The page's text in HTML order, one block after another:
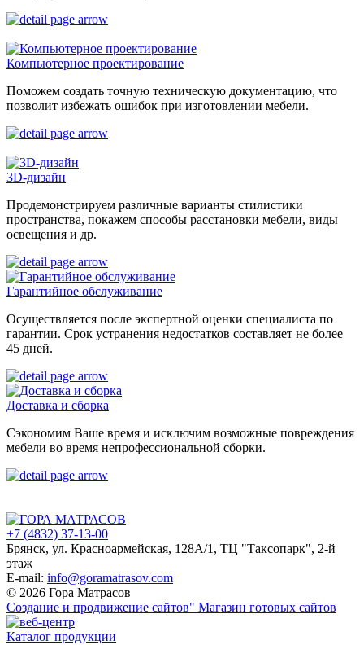
Компьютерное проектирование
Поможем создать точную техническую документацию, что
позволит избежать ошибок при изготовлении мебели.
3D-дизайн
Продемонстрируем различные варианты стилистики
пространства, покажем способы расстановки мебели, виды
освещения и др.
Гарантийное обслуживание
Осуществляется после экспертной оценки специалиста по
гарантии. Срок устранения недостатков составляет не более
45 дней.
Доставка и сборка
Сэкономим Ваше время и исключим возможные повреждения
мебели во время непрофессиональной сборки.
+7 (4832) 37-13-00
Брянск, ул. Красноармейская, 128А/1, ТЦ "Таксопарк", 2-й
этаж
E-mail: info@goramatrasov.com
© 2026 Гора Матрасов
Создание и продвижение сайтов" Магазин готовых сайтов
Каталог продукции